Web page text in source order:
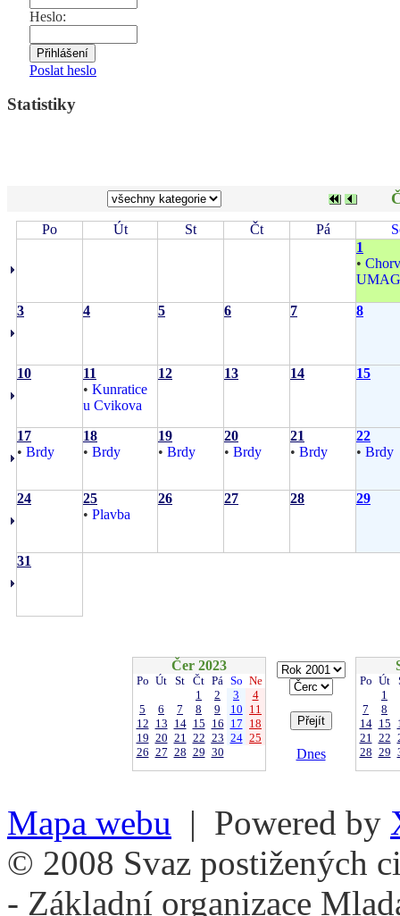
Heslo:
Poslat heslo
Statistiky
Po Út St Čt Pá
1
•
UMAG
3 4 5 6 7 8
10
11
• Kunratice
u Cvikova
12 13 14 15
17
• Brdy
18
• Brdy
19
• Brdy
20
• Brdy
21
• Brdy
22
• Brdy
24
25
• Plavba
26 27 28 29
31
Čer 2023
Po Út St Čt Pá So Ne
1
2 3
4
5
6 7 8 9 10 11
12 13 14 15 16 17 18
19 20 21 22 23 24 25
26 27 28 29 30 Dnes
Po Út
1
7
8
14 15
21 22
28 29
Mapa webu | Powered by
© 2008 Svaz postižených
- Základní organizace